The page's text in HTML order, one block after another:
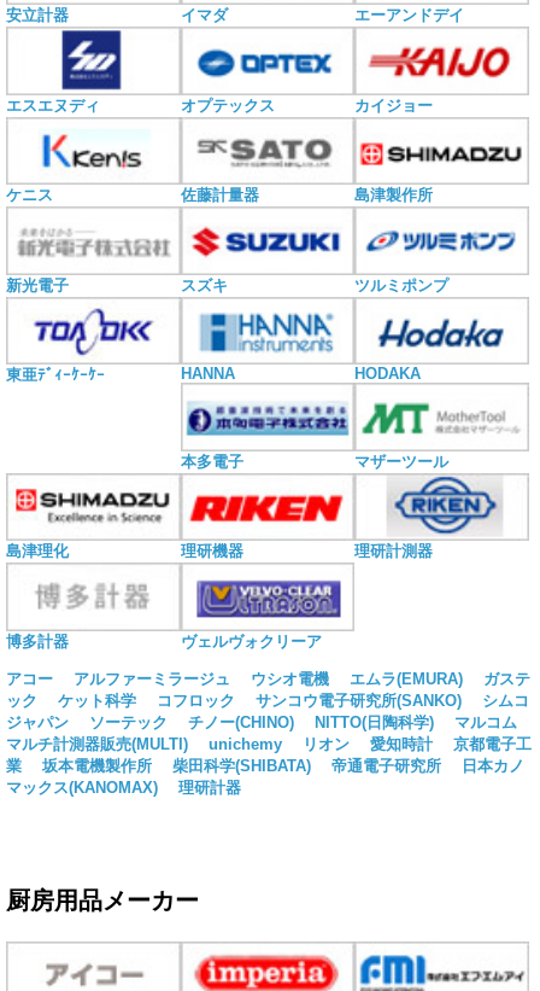
安立計器 イマダ エーアンドデイ
エスエヌディ オプテックス カイジョー
ケニス 佐藤計量器 島津製作所
新光電子 スズキ ツルミポンプ
東亜ﾃﾞｨｰｹｰｹｰ HANNA HODAKA
本多電子 マザーツール
島津理化 理研機器 理研計測器
博多計器 ヴェルヴォクリーア
アコー アルファーミラージュ ウシオ電機 エムラ(EMURA)
ガステ
ック
ケット科学 コフロック サンコウ電子研究所(SANKO)
シムコ
ジャパン
ソーテック チノー(CHINO) NITTO(日陶科学)
マルコム
マルチ計測器販売(MULTI)
unichemy リオン 愛知時計
京都電子工
業
坂本電機製作所 柴田科学(SHIBATA) 帝通電子研究所
日本カノ
マックス(KANOMAX)
理研計器
厨房用品メーカー